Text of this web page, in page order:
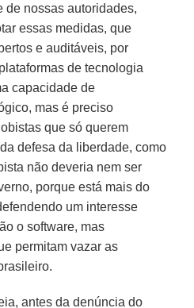
de nossas autoridades,
essas medidas, que
e auditáveis, por
de tecnologia
capacidade de
mas é preciso
que só querem
defesa da liberdade, como
não deveria nem ser
porque está mais do
um interesse
o software, mas
permitam vazar as
antes da denúncia do